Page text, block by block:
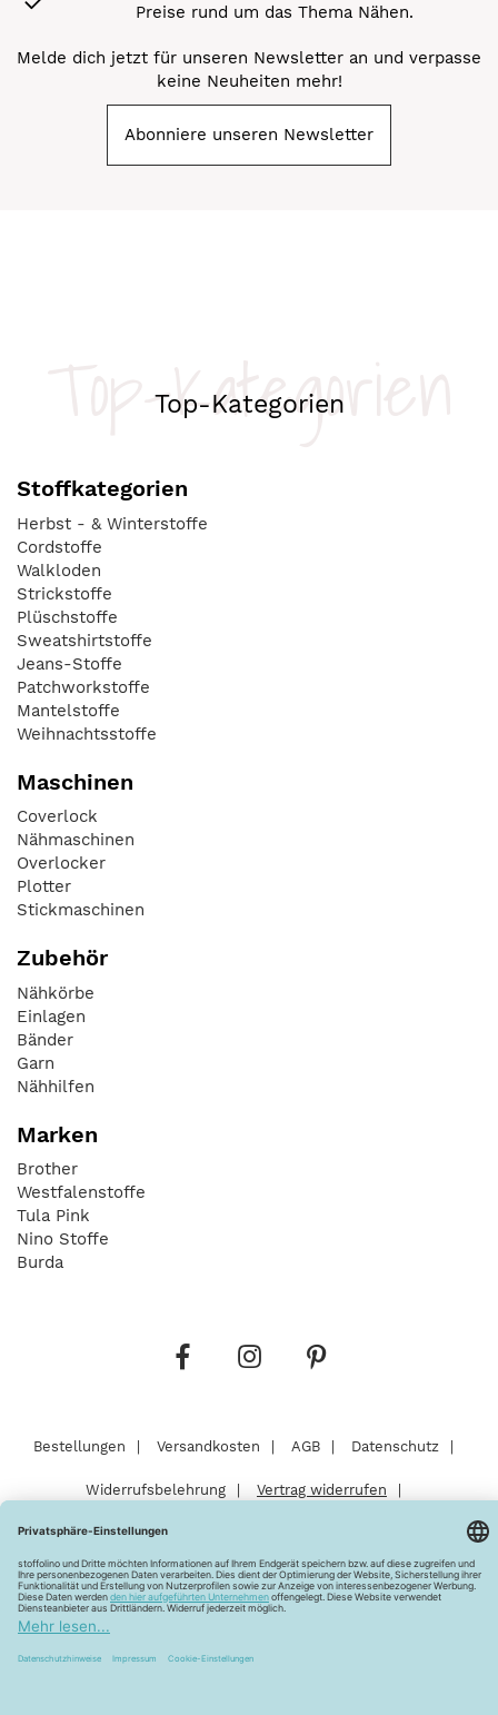
Preise rund um das Thema Nähen.
Melde dich jetzt für unseren Newsletter an und verpasse
keine Neuheiten mehr!
Abonniere unseren Newsletter
Top-Kategorien
Top-Kategorien
Stoffkategorien
Herbst - & Winterstoffe
Cordstoffe
Walkloden
Strickstoffe
Plüschstoffe
Sweatshirtstoffe
Jeans-Stoffe
Patchworkstoffe
Mantelstoffe
Weihnachtsstoffe
Maschinen
Coverlock
Nähmaschinen
Overlocker
Plotter
Stickmaschinen
Zubehör
Nähkörbe
Einlagen
Bänder
Garn
Nähhilfen
Marken
Brother
Westfalenstoffe
Tula Pink
Nino Stoffe
Burda
Bestellungen Versandkosten AGB Datenschutz
Widerrufsbelehrung Vertrag widerrufen
Barrierefreiheitserklärung
Kontakt Lagerverkauf FAQ Impressum
Pflegehinweise